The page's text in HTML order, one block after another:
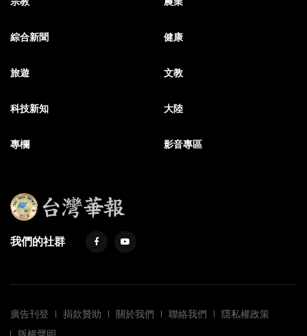
綜合新聞 健康
旅遊 文教
科技新知 大陸
專欄 影音專區
我們的社群
廣告刊登 捐款贊助 關於我們 聯絡我們
隱私權政策